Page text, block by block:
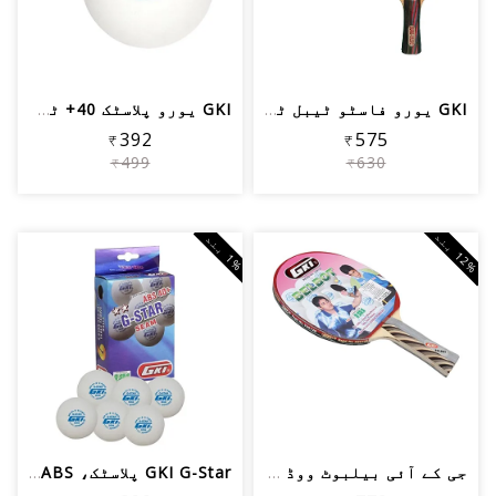
GKI یورو فاسٹو ٹیبل ٹینس ریکٹ (ملٹی کلر)
₹575
₹630
GKI یورو پلاسٹک 40+ ٹیبل ٹینس بالز (س...
₹392
₹499
جی کے آئی بیلبوٹ ووڈ ٹیبل ٹینس ریکیٹ
1
2
%
ب
ن
د
GKI G-Star پلاسٹک، ABS ٹیبل ٹینس بال،...
1
%
ب
ن
د